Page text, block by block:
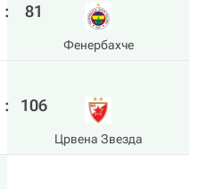
: 81
Фенербахче
: 106
Црвена Звезда